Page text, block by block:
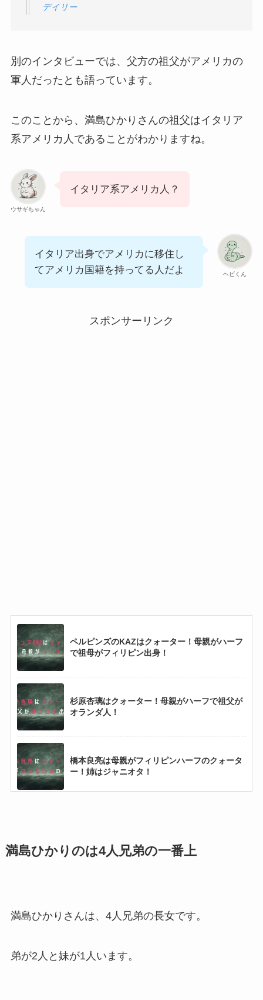
デイリー
別のインタビューでは、父方の祖父がアメリカの
軍人だったとも語っています。
このことから、満島ひかりさんの祖父はイタリア
系アメリカ人であることがわかりますね。
ウサギちゃん
イタリア系アメリカ人？
ヘビくん
イタリア出身でアメリカに移住し
てアメリカ国籍を持ってる人だよ
スポンサーリンク
ペルピンズのKAZはクォーター！母親がハーフ
で祖母がフィリピン出身！
杉原杏璃はクォーター！母親がハーフで祖父が
オランダ人！
橋本良亮は母親がフィリピンハーフのクォータ
ー！姉はジャニオタ！
アメリカ人！
満島ひかりのは4人兄弟の一番上
満島ひかりさんは、4人兄弟の長女です。
弟が2人と妹が1人います。